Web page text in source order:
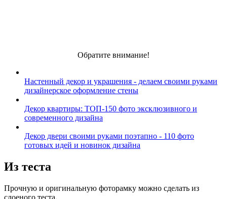
Обратите внимание!
Настенный декор и украшения - делаем своими руками
дизайнерское оформление стены
Декор квартиры: ТОП-150 фото эксклюзивного и
современного дизайна
Декор двери своими руками поэтапно - 110 фото
готовых идей и новинок дизайна
Из теста
Прочную и оригинальную фоторамку можно сделать из
слоеного теста.